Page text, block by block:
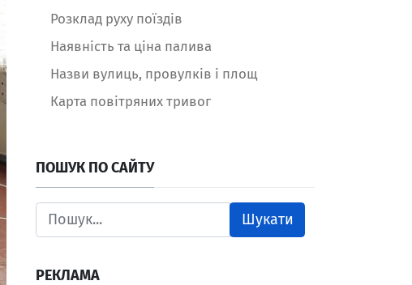
Розклад руху поїздів
Наявність та ціна палива
Назви вулиць, провулків і площ
Карта повітряних тривог
ПОШУК ПО САЙТУ
Шукати
РЕКЛАМА